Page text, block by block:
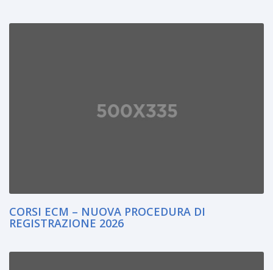
CORSI ECM – NUOVA PROCEDURA DI
REGISTRAZIONE 2026